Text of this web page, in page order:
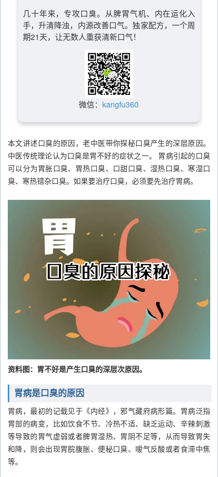
几十年来，专攻口臭。从脾胃气机、内在运化入
手，升清降浊，内源改善口气。独家配方，一个周
期21天，让无数人重获清新口气！
微信： kangfu360
本文讲述口臭的原因，老中医带你探秘口臭产生的深层原因。
中医传统理论认为口臭是胃不好的症状之一。 胃病引起的口臭
可以分为胃胀口臭、胃热口臭、口甜口臭、湿热口臭、寒湿口
臭、寒热错杂口臭。如果要治疗口臭，必须要先治疗胃病。
资料图：胃不好是产生口臭的深层次原因。
胃病是口臭的原因
胃病，最初的记载见于《内经》，邪气藏府病形篇。胃病泛指
胃部的病变，比如饮食不节、冷热不适、缺乏运动、辛辣刺激
等导致的胃气虚弱或者脾胃湿热、胃阴不足等，从而导致胃失
和降，则会出现胃脘腹胀、便秘口臭、嗳气反酸或者食滞中焦
等。